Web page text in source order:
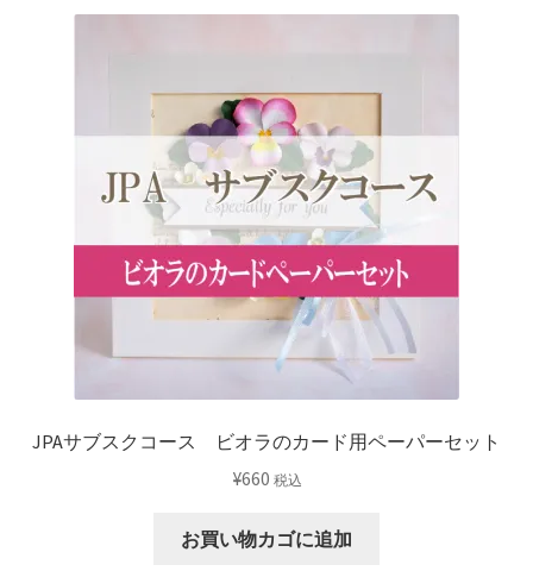
JPAサブスクコース ビオラのカード用ペーパーセット
¥660 税込
お買い物カゴに追加